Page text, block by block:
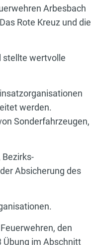
Arbesbach
Rote Kreuz und die
stellte wertvolle
werden.
Sonderfahrzeugen,
Absicherung des
den
Übung im Abschnitt